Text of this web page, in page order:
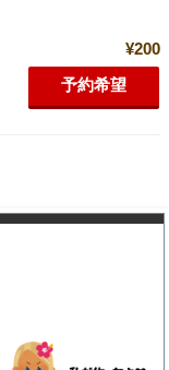
¥200
予約希望